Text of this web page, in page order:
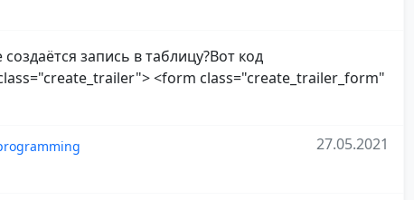
запись в таблицу?Вот код
<form class="create_trailer_form"
27.05.2021